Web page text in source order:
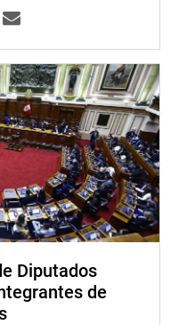
la parlamentaria, que
que la
bridarán la justicia que
se realiza una vez al
de muchas
y la burocracia, las
de los casos y
Diputados
de